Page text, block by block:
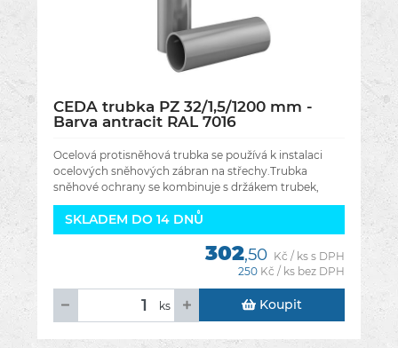
CEDA trubka PZ 32/1,5/1200 mm -
Barva antracit RAL 7016
Ocelová protisněhová trubka se používá k instalaci
ocelových sněhových zábran na střechy.Trubka
sněhové ochrany se kombinuje s držákem trubek,
spojkami trubek, zarážkami trubek a
SKLADEM DO 14 DNŮ
302,50 Kč / ks s DPH
250 Kč / ks bez DPH
ks Koupit